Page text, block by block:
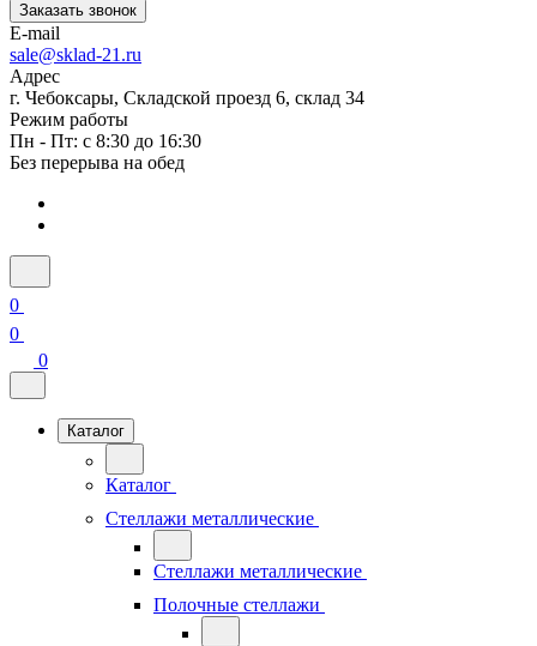
Заказать звонок
E-mail
sale@sklad-21.ru
Адрес
г. Чебоксары, Складской проезд 6, склад 34
Режим работы
Пн - Пт: с 8:30 до 16:30
Без перерыва на обед
0
0
0
Каталог
Каталог
Стеллажи металлические
Стеллажи металлические
Полочные стеллажи